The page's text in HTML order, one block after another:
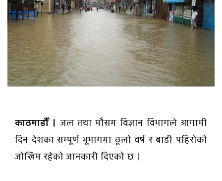
काठमाडौँ । जल तथा मौसम विज्ञान विभागले आगामी
दिन देशका सम्पूर्ण भूभागमा ठूलो वर्ष र बाडी पहिरोको
जोखिम रहेको जानकारी दिएको छ ।